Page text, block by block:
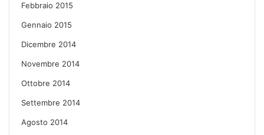
Febbraio 2015
Gennaio 2015
Dicembre 2014
Novembre 2014
Ottobre 2014
Settembre 2014
Agosto 2014